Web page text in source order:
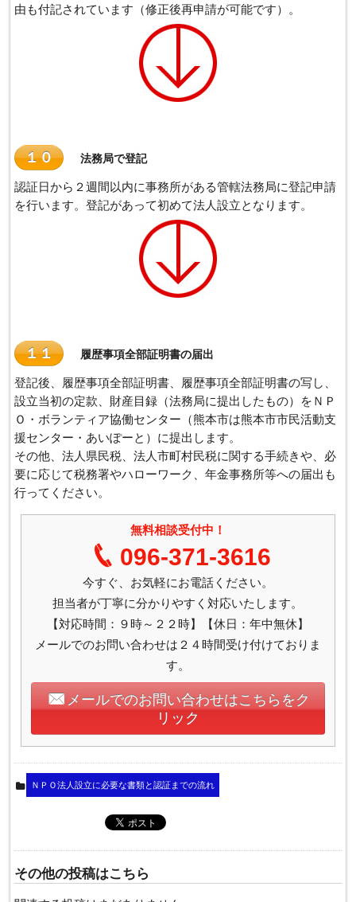
由も付記されています（修正後再申請が可能です）。
１０ 法務局で登記
認証日から２週間以内に事務所がある管轄法務局に登記申請
を行います。登記があって初めて法人設立となります。
１１ 履歴事項全部証明書の届出
登記後、履歴事項全部証明書、履歴事項全部証明書の写し、
設立当初の定款、財産目録（法務局に提出したもの）をＮＰ
Ｏ・ボランティア協働センター（熊本市は熊本市市民活動支
援センター・あいぽーと）に提出します。
その他、法人県民税、法人市町村民税に関する手続きや、必
要に応じて税務署やハローワーク、年金事務所等への届出も
行ってください。
無料相談受付中！
096-371-3616
今すぐ、お気軽にお電話ください。
担当者が丁寧に分かりやすく対応いたします。
【対応時間：９時～２２時】【休日：年中無休】
メールでのお問い合わせは２４時間受け付けておりま
す。
メールでのお問い合わせはこちらをク
リック
ＮＰＯ法人設立に必要な書類と認証までの流れ
その他の投稿はこちら